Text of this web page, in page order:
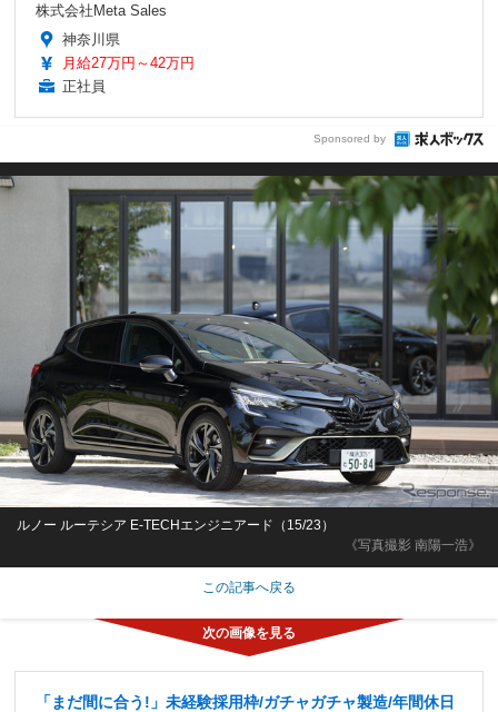
株式会社Meta Sales
神奈川県
月給27万円～42万円
正社員
Sponsored by
《写真撮影 南陽一浩》
ルノー ルーテシア E-TECHエンジニアード（15/23）
この記事へ戻る
「まだ間に合う!」未経験採用枠/ガチャガチャ製造/年間休日